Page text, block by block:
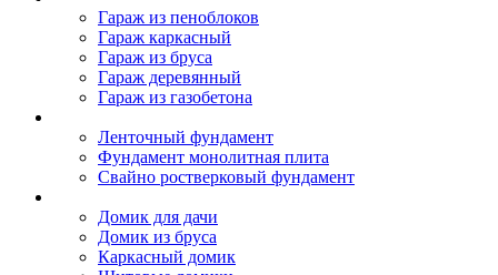
Гараж из пеноблоков
Гараж каркасный
Гараж из бруса
Гараж деревянный
Гараж из газобетона
Ленточный фундамент
Фундамент монолитная плита
Свайно ростверковый фундамент
Домик для дачи
Домик из бруса
Каркасный домик